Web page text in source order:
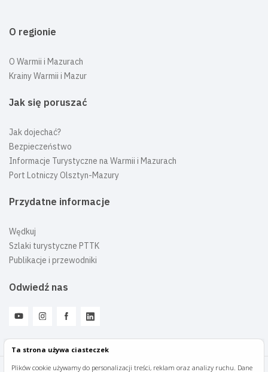
Ta strona używa ciasteczek
Plików cookie używamy do personalizacji treści, reklam oraz analizy ruchu. Dane
O regionie
O Warmii i Mazurach
Krainy Warmii i Mazur
Jak się poruszać
Jak dojechać?
Bezpieczeństwo
Informacje Turystyczne na Warmii i Mazurach
Port Lotniczy Olsztyn-Mazury
Przydatne informacje
Wędkuj
Szlaki turystyczne PTTK
Publikacje i przewodniki
Odwiedź nas